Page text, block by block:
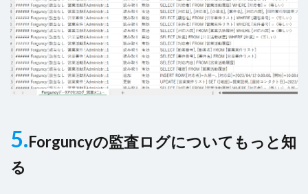
5.Forguncyの監査ログについてもっと知
る